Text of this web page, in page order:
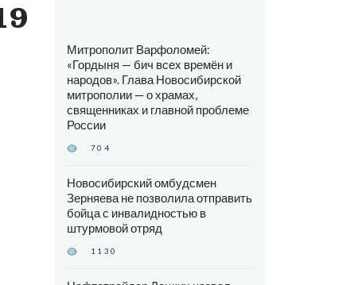
Митрополит Варфоломей:
«Гордыня — бич всех времён и
народов». Глава Новосибирской
митрополии — о храмах,
священниках и главной проблеме
России
704
Новосибирский омбудсмен
Зерняева не позволила отправить
бойца с инвалидностью в
штурмовой отряд
1130